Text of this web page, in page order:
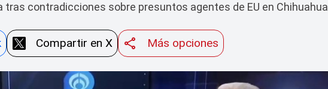
tras contradicciones sobre presuntos agentes de EU en
Compartir en X Más opciones